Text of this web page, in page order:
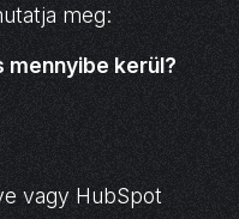
meg:
kerül?
vagy HubSpot